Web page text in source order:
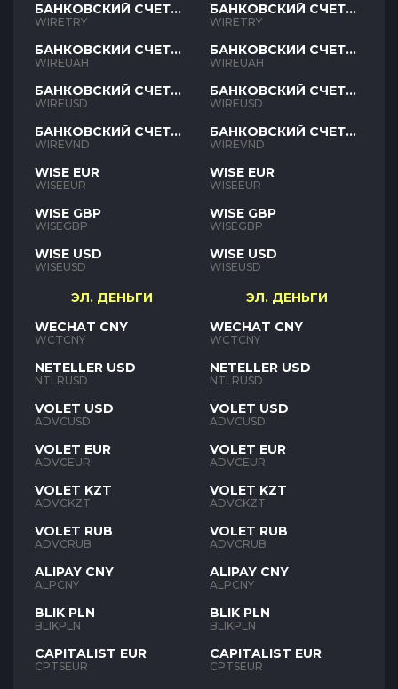
БАНКОВСКИЙ СЧЕТ
TRY
WIRETRY
БАНКОВСКИЙ СЧЕТ
UAH
WIREUAH
БАНКОВСКИЙ СЧЕТ
USD
WIREUSD
БАНКОВСКИЙ СЧЕТ
VND
WIREVND
WISE EUR
WISEEUR
WISE GBP
WISEGBP
WISE USD
WISEUSD
ЭЛ. ДЕНЬГИ
WECHAT CNY
WCTCNY
NETELLER USD
NTLRUSD
VOLET USD
ADVCUSD
VOLET EUR
ADVCEUR
VOLET KZT
ADVCKZT
VOLET RUB
ADVCRUB
ALIPAY CNY
ALPCNY
BLIK PLN
BLIKPLN
CAPITALIST EUR
CPTSEUR
БАНКОВСКИЙ СЧЕТ
TRY
WIRETRY
БАНКОВСКИЙ СЧЕТ
UAH
WIREUAH
БАНКОВСКИЙ СЧЕТ
USD
WIREUSD
БАНКОВСКИЙ СЧЕТ
VND
WIREVND
WISE EUR
WISEEUR
WISE GBP
WISEGBP
WISE USD
WISEUSD
ЭЛ. ДЕНЬГИ
WECHAT CNY
WCTCNY
NETELLER USD
NTLRUSD
VOLET USD
ADVCUSD
VOLET EUR
ADVCEUR
VOLET KZT
ADVCKZT
VOLET RUB
ADVCRUB
ALIPAY CNY
ALPCNY
BLIK PLN
BLIKPLN
CAPITALIST EUR
CPTSEUR